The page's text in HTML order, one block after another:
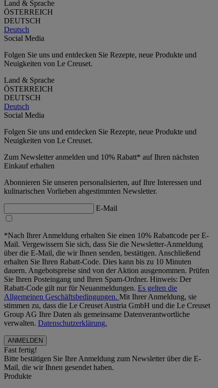
Land & Sprache
ÖSTERREICH
DEUTSCH
Deutsch
Social Media
Folgen Sie uns und entdecken Sie Rezepte, neue Produkte und
Neuigkeiten von Le Creuset.
Land & Sprache
ÖSTERREICH
DEUTSCH
Deutsch
Social Media
Folgen Sie uns und entdecken Sie Rezepte, neue Produkte und
Neuigkeiten von Le Creuset.
Zum Newsletter anmelden und 10% Rabatt* auf Ihren nächsten
Einkauf erhalten
Abonnieren Sie unseren personalisierten, auf Ihre Interessen und
kulinarischen Vorlieben abgestimmten Newsletter.
E-Mail
*Nach Ihrer Anmeldung erhalten Sie einen 10% Rabattcode per E-
Mail. Vergewissern Sie sich, dass Sie die Newsletter-Anmeldung
über die E-Mail, die wir Ihnen senden, bestätigen. Anschließend
erhalten Sie Ihren Rabatt-Code. Dies kann bis zu 10 Minuten
dauern. Angebotspreise sind von der Aktion ausgenommen. Prüfen
Sie Ihren Posteingang und Ihren Spam-Ordner. Hinweis: Der
Rabatt-Code gilt nur für Neuanmeldungen. Es gelten die
Allgemeinen Geschäftsbedingungen. Mit Ihrer Anmeldung, sie
stimmen zu, dass die Le Creuset Austria GmbH und die Le Creuset
Group AG Ihre Daten als gemeinsame Datenverantwortliche
verwalten. Datenschutzerklärung.
Fast fertig!
Bitte bestätigen Sie Ihre Anmeldung zum Newsletter über die E-
Mail, die wir Ihnen gesendet haben.
Produkte